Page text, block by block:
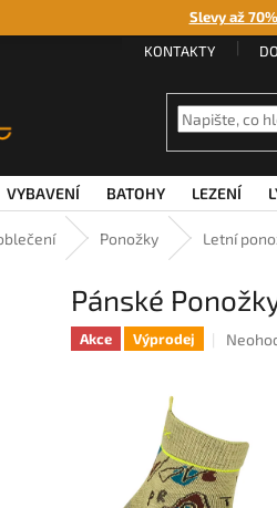
Slevy až
KONTAKTY
VYBAVENÍ BATOHY LEZENÍ
Ponožky Letní
Pánské
Akce Výprodej
z
5